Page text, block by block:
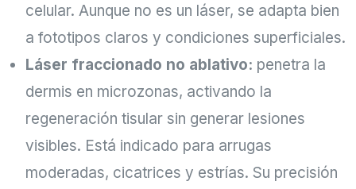
celular. Aunque no es un láser, se adapta bien
a fototipos claros y condiciones superficiales.
Láser fraccionado no ablativo: penetra la
dermis en microzonas, activando la
regeneración tisular sin generar lesiones
visibles. Está indicado para arrugas
moderadas, cicatrices y estrías. Su precisión